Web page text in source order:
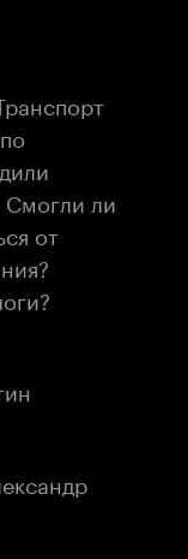
Смогли ли
от